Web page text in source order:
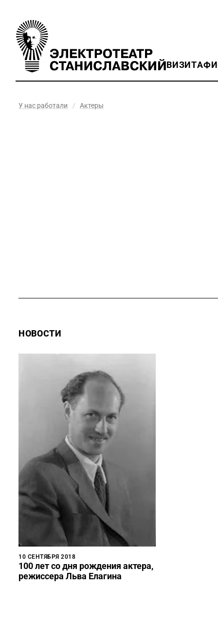
ВИЗИТ
У нас работали / Актеры
НОВОСТИ
10 СЕНТЯБРЯ 2018
100 лет со дня рождения актера,
режиссера Льва Елагина